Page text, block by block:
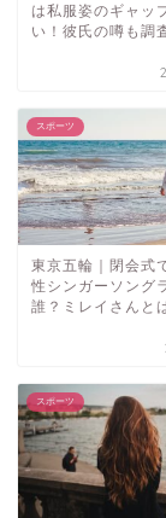
は私服姿のギャッ
い！彼氏の噂も調
スポーツ
東京五輪｜閉会式
性シンガーソング
誰？ミレイさんと
スポーツ